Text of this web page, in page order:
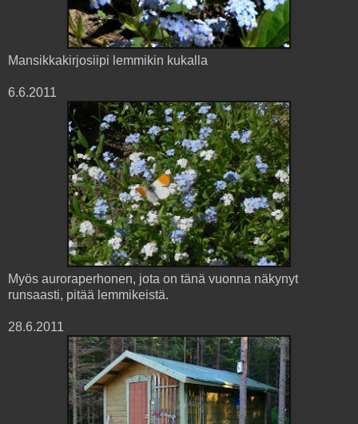
Mansikkakirjosiipi lemmikin kukalla
6.6.2011
Myös auroraperhonen, jota on tänä vuonna näkynyt
runsaasti, pitää lemmikeistä.
28.6.2011